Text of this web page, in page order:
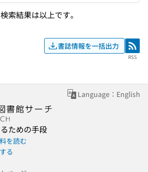
検索結果は以上です。
書誌情報を一括出力 RSS
RSS
Language：English
ための手段
を読む
る